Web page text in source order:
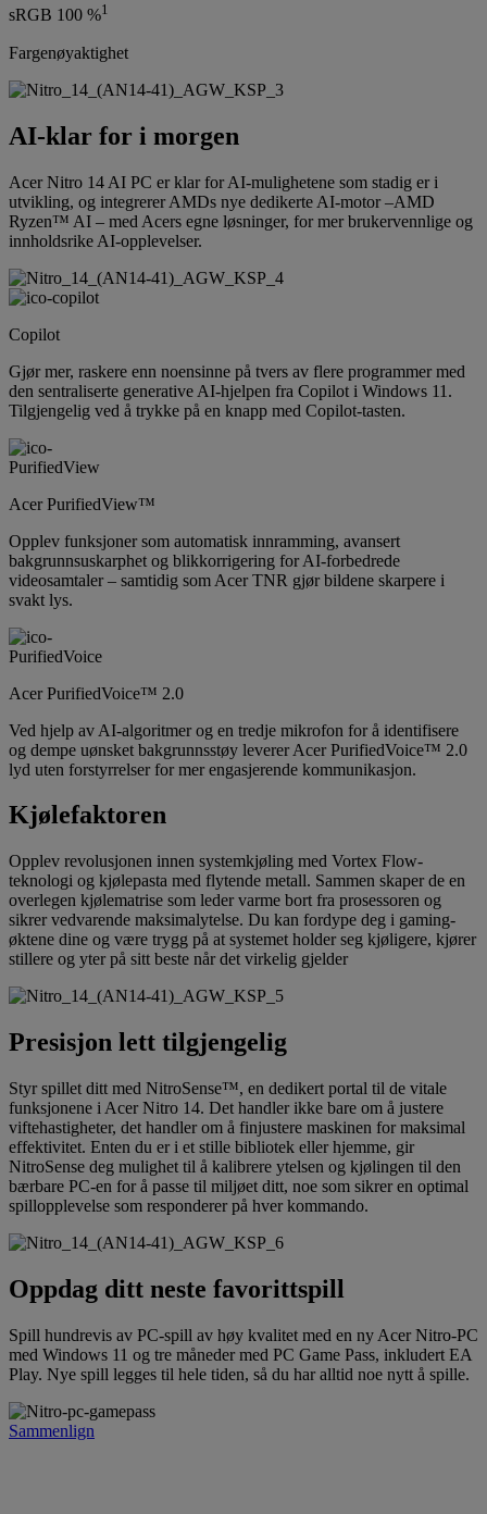
sRGB 100 %1
Fargenøyaktighet
AI-klar for i morgen
Acer Nitro 14 AI PC er klar for AI-mulighetene som stadig er i
utvikling, og integrerer AMDs nye dedikerte AI-motor –AMD
Ryzen™ AI – med Acers egne løsninger, for mer brukervennlige og
innholdsrike AI-opplevelser.
Copilot
Gjør mer, raskere enn noensinne på tvers av flere programmer med
den sentraliserte generative AI-hjelpen fra Copilot i Windows 11.
Tilgjengelig ved å trykke på en knapp med Copilot-tasten.
Acer PurifiedView™
Opplev funksjoner som automatisk innramming, avansert
bakgrunnsuskarphet og blikkorrigering for AI-forbedrede
videosamtaler – samtidig som Acer TNR gjør bildene skarpere i
svakt lys.
Acer PurifiedVoice™ 2.0
Ved hjelp av AI-algoritmer og en tredje mikrofon for å identifisere
og dempe uønsket bakgrunnsstøy leverer Acer PurifiedVoice™ 2.0
lyd uten forstyrrelser for mer engasjerende kommunikasjon.
Kjølefaktoren
Opplev revolusjonen innen systemkjøling med Vortex Flow-
teknologi og kjølepasta med flytende metall. Sammen skaper de en
overlegen kjølematrise som leder varme bort fra prosessoren og
sikrer vedvarende maksimalytelse. Du kan fordype deg i gaming-
øktene dine og være trygg på at systemet holder seg kjøligere, kjører
stillere og yter på sitt beste når det virkelig gjelder
Presisjon lett tilgjengelig
Styr spillet ditt med NitroSense™, en dedikert portal til de vitale
funksjonene i Acer Nitro 14. Det handler ikke bare om å justere
viftehastigheter, det handler om å finjustere maskinen for maksimal
effektivitet. Enten du er i et stille bibliotek eller hjemme, gir
NitroSense deg mulighet til å kalibrere ytelsen og kjølingen til den
bærbare PC-en for å passe til miljøet ditt, noe som sikrer en optimal
spillopplevelse som responderer på hver kommando.
Oppdag ditt neste favorittspill
Spill hundrevis av PC-spill av høy kvalitet med en ny Acer Nitro-PC
med Windows 11 og tre måneder med PC Game Pass, inkludert EA
Play. Nye spill legges til hele tiden, så du har alltid noe nytt å spille.
Sammenlign